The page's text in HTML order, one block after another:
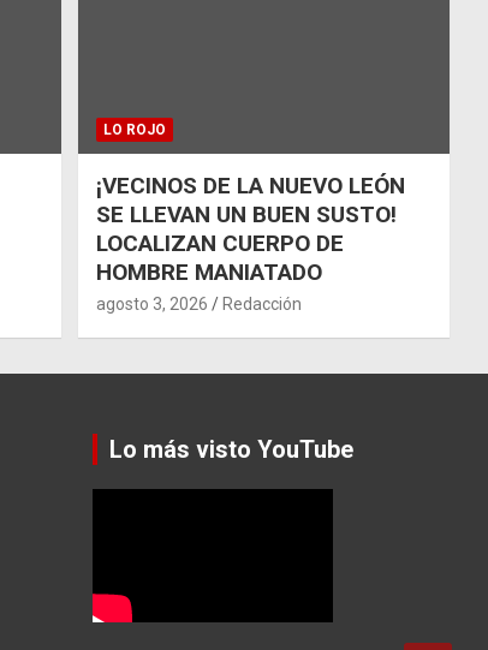
LO ROJO
¡VECINOS DE LA NUEVO LEÓN
SE LLEVAN UN BUEN SUSTO!
LOCALIZAN CUERPO DE
HOMBRE MANIATADO
agosto 3, 2026 Redacción
Lo más visto YouTube